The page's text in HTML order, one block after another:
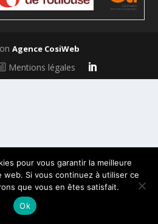
Agence CosiWeb
Mentions légales
pour vous garantir la meilleure
Si vous continuez à utiliser ce
que vous en êtes satisfait.
Ok